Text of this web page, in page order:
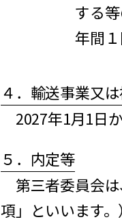
する
年間
４．輸送事業又
2027年1月1日
５．内定等
第三者委員会
項」といいます